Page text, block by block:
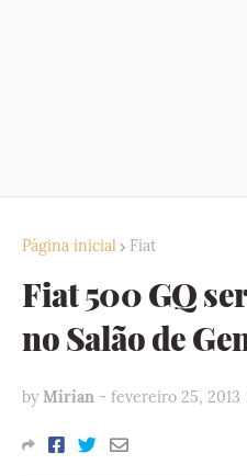
Página inicial Fiat
Fiat 500 GQ
no Salão de
by Mirian - fevereiro 25, 2013